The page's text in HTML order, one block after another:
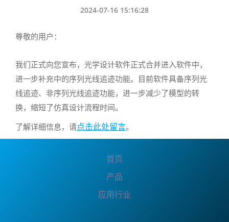
2024-07-16 15:16:28
尊敬的用户：
我们正式向您宣布，光学设计软件正式合并进入软件中，
进一步补充中的序列光线追迹功能。目前软件具备序列光
线追迹、非序列光线追迹功能，进一步减少了模型的转
换，缩短了仿真设计流程时间。
了解详细信息，请点击此处留言。
首页
产品
应用行业